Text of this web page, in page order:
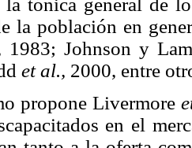
la tónica general de
la población en
1983; Johnson y
et al., 2000, entre
propone Livermore
en el